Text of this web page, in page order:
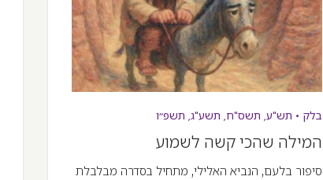
בלק • תש"ע, תשס"ח, תשע"ג, תשפ״ו
המילה שהכי קשה לשמוע
סיפור בלעם, הנביא האלילי, מתחיל בסדרה מבלבלת